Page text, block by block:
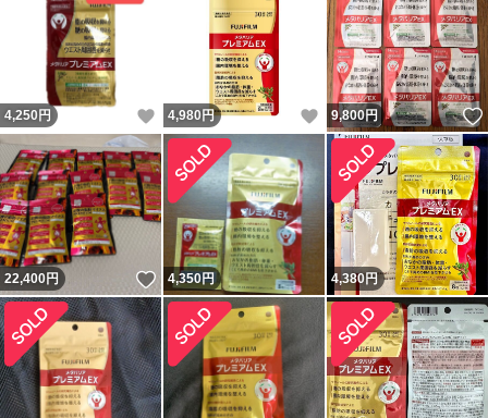
4,250 円 いいね！
4,980 円 いいね！
9,800円
22,400円 いいね！
4,350円 4,380円